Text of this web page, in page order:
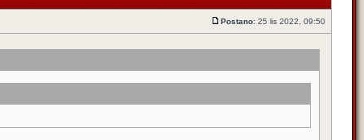
Postano: 25 lis 2022, 09:50